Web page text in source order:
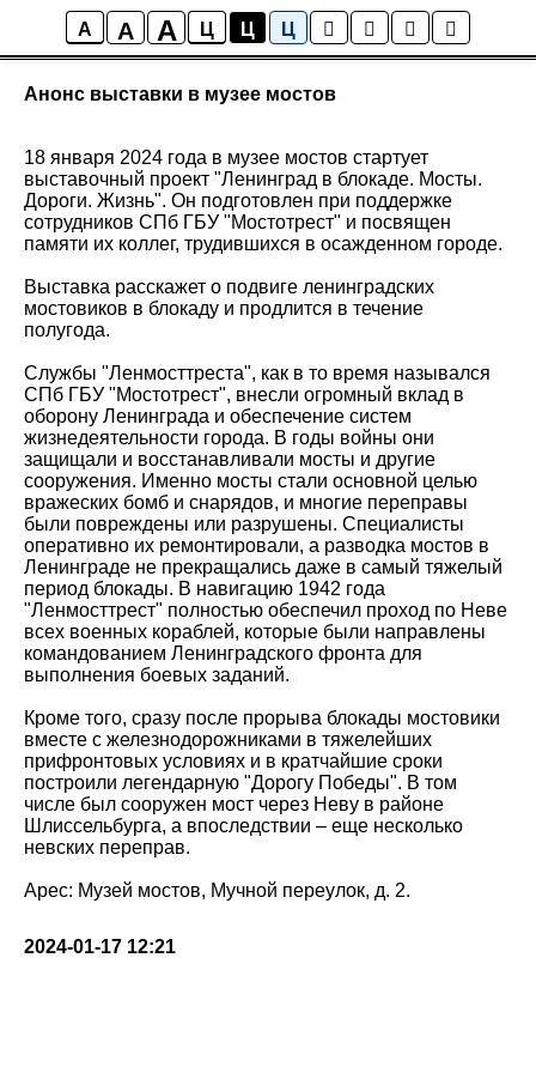
A A A Ц Ц Ц
Новости
Анонс выставки в музее мостов
18 января 2024 года в музее мостов стартует
выставочный проект "Ленинград в блокаде. Мосты.
Дороги. Жизнь". Он подготовлен при поддержке
сотрудников СПб ГБУ "Мостотрест" и посвящен
памяти их коллег, трудившихся в осажденном городе.
Выставка расскажет о подвиге ленинградских
мостовиков в блокаду и продлится в течение
полугода.
Службы "Ленмосттреста", как в то время назывался
СПб ГБУ "Мостотрест", внесли огромный вклад в
оборону Ленинграда и обеспечение систем
жизнедеятельности города. В годы войны они
защищали и восстанавливали мосты и другие
сооружения. Именно мосты стали основной целью
вражеских бомб и снарядов, и многие переправы
были повреждены или разрушены. Специалисты
оперативно их ремонтировали, а разводка мостов в
Ленинграде не прекращались даже в самый тяжелый
период блокады. В навигацию 1942 года
"Ленмосттрест" полностью обеспечил проход по Неве
всех военных кораблей, которые были направлены
командованием Ленинградского фронта для
выполнения боевых заданий.
Кроме того, сразу после прорыва блокады мостовики
вместе с железнодорожниками в тяжелейших
прифронтовых условиях и в кратчайшие сроки
построили легендарную "Дорогу Победы". В том
числе был сооружен мост через Неву в районе
Шлиссельбурга, а впоследствии – еще несколько
невских переправ.
Арес: Музей мостов, Мучной переулок, д. 2.
2024-01-17 12:21